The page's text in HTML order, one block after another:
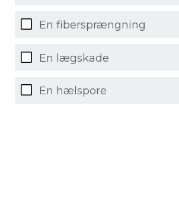
En fibersprængning
En lægskade
En hælspore